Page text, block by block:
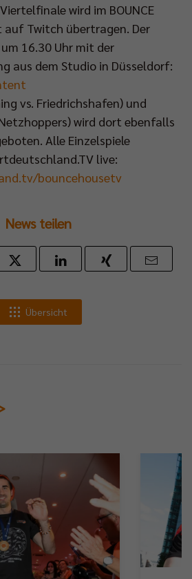
wird im BOUNCE
auf Twitch übertragen. Der
16.30 Uhr mit der
aus dem Studio in Düsseldorf:
vs. Friedrichshafen) und
wird dort ebenfalls
Alle Einzelspiele
live:
bouncehousetv
News teilen
Übersicht